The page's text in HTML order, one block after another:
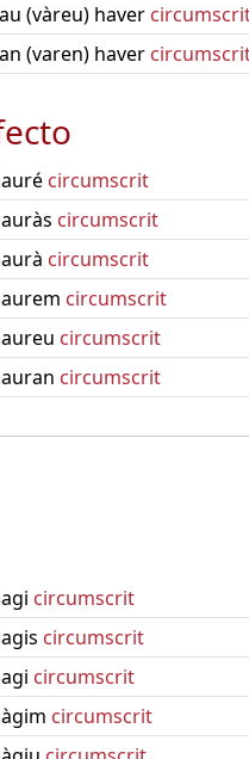
(vàreu) haver
(varen) haver
circumscrit
circumscrit
circumscrit
circumscrit
circumscrit
circumscrit
circumscrit
circumscrit
circumscrit
circumscrit